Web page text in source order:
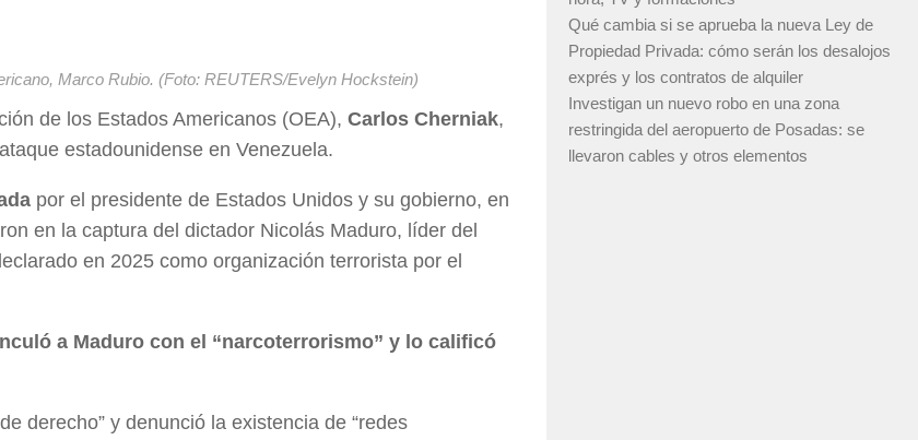
Marco Rubio. (Foto: REUTERS/Evelyn Hockstein)
de los Estados Americanos (OEA), Carlos Cherniak,
estadounidense en Venezuela.
por el presidente de Estados Unidos y su gobierno, en
en la captura del dictador Nicolás Maduro, líder del
en 2025 como organización terrorista por el
a Maduro con el “narcoterrorismo” y lo calificó
derecho” y denunció la existencia de “redes
Qué cambia si se aprueba la nueva Ley de
Propiedad Privada: cómo serán los desalojos
exprés y los contratos de alquiler
Investigan un nuevo robo en una zona
restringida del aeropuerto de Posadas: se
llevaron cables y otros elementos